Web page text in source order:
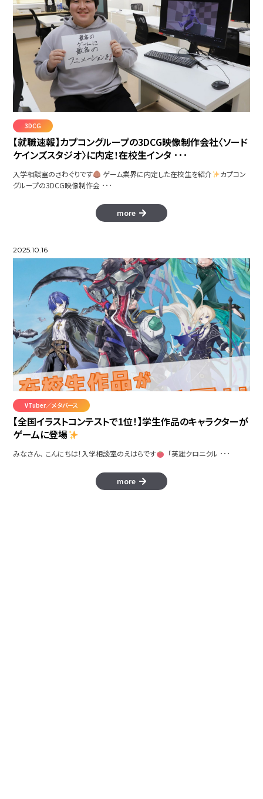
PRISMFLASH
SHAPE LINE
Caralos
3DCG
【就職速報】カプコングループの3DCG映像制作会社〈ソード
ケインズスタジオ〉に内定！在校生インタ ･･･
入学相談室のさわぐりです ゲーム業界に内定した在校生を紹介
カプコン
グループの3DCG映像制作会 ･･･
more
2025.10.16
VTuber／メタバース
【全国イラストコンテストで1位！】学生作品のキャラクターが
ゲームに登場
みなさん、 こんにちは！入学相談室のえはらです 「英雄クロニクル ･･･
more